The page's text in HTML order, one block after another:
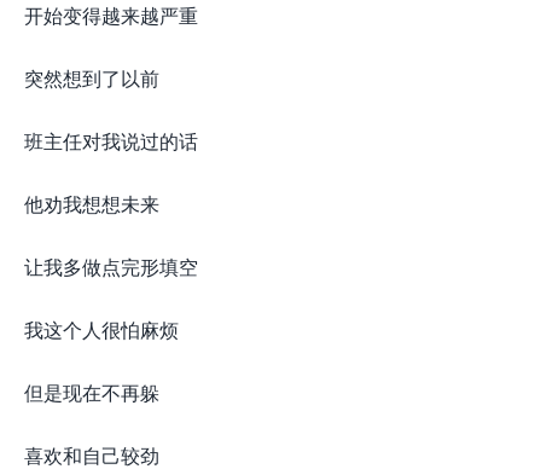
开始变得越来越严重
突然想到了以前
班主任对我说过的话
他劝我想想未来
让我多做点完形填空
我这个人很怕麻烦
但是现在不再躲
喜欢和自己较劲